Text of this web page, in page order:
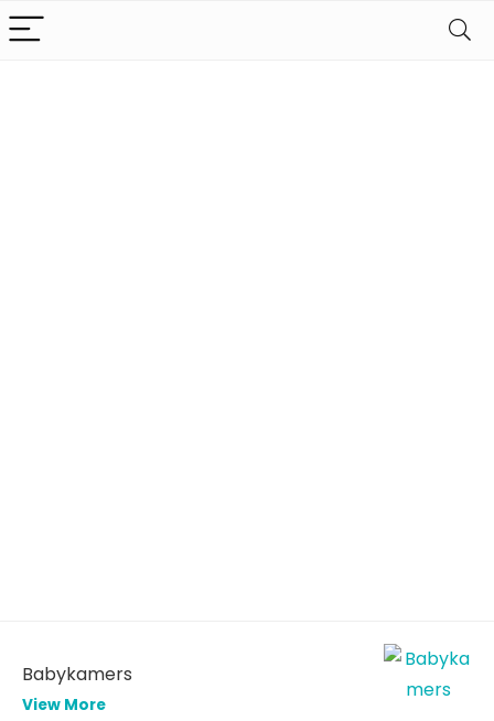
Babykamers
View More